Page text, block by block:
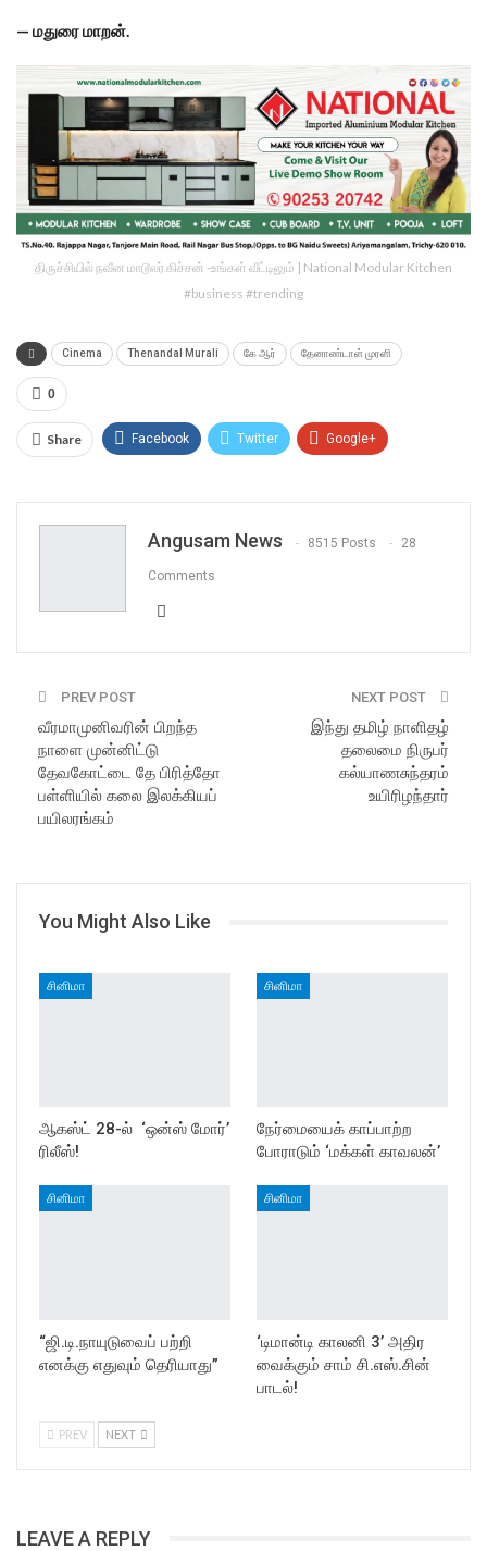
— மதுரை மாறன்.
திருச்சியில் நவீன மாடூலர் கிச்சன் -உங்கள் வீட்டிலும் | National Modular Kitchen
#business #trending
Cinema Thenandal Murali கே ஆர் தேனாண்டாள் முரளி
0
Share Facebook Twitter Google+
Email
Angusam News 8515 Posts 28
Comments
PREV POST
வீரமாமுனிவரின் பிறந்த
நாளை முன்னிட்டு
தேவகோட்டை தே பிரித்தோ
பள்ளியில் கலை இலக்கியப்
பயிலரங்கம்
NEXT POST
இந்து தமிழ் நாளிதழ்
தலைமை நிருபர்
கல்யாணசுந்தரம்
உயிரிழந்தார்
You Might Also Like
சினிமா
ஆகஸ்ட் 28-ல் ‘ஒன்ஸ் மோர்’
ரிலீஸ்!
சினிமா
நேர்மையைக் காப்பாற்ற
போராடும் ‘மக்கள் காவலன்’
சினிமா
“ஜி.டி.நாயுடுவைப் பற்றி
எனக்கு எதுவும் தெரியாது”
சினிமா
‘டிமான்டி காலனி 3’ அதிர
வைக்கும் சாம் சி.எஸ்.சின்
பாடல்!
PREV NEXT
LEAVE A REPLY